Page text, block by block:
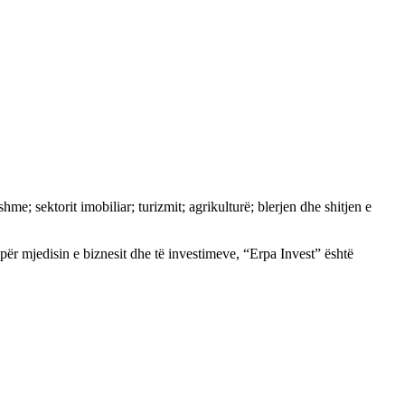
sektorit imobiliar; turizmit; agrikulturë; blerjen dhe shitjen e
mjedisin e biznesit dhe të investimeve, “Erpa Invest” është